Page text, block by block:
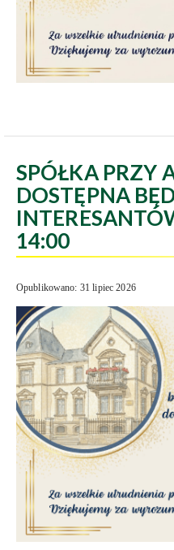
SPÓŁKA PRZY
DOSTĘPNA
14:00
Opublikowano: 31 lipiec 2026